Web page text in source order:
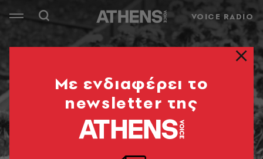
VOICE RADIO
Mε ενδιαφέρει το
newsletter της